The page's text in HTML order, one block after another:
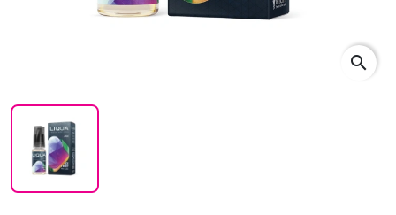
search